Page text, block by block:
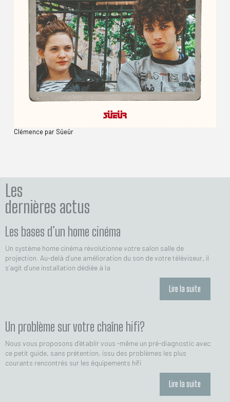
Clémence par Süeür
Les
dernières actus
Les bases d’un home cinéma
Un système home cinéma révolutionne votre salon salle de
projection. Au-delà d’une amélioration du son de votre téléviseur, il
s’agit d’une installation dédiée à la
Lire la suite
Un problème sur votre chaîne hifi?
Nous vous proposons d’établir vous -même un pré-diagnostic avec
ce petit guide, sans prétention, issu des problèmes les plus
courants rencontrés sur les équipements hifi
Lire la suite